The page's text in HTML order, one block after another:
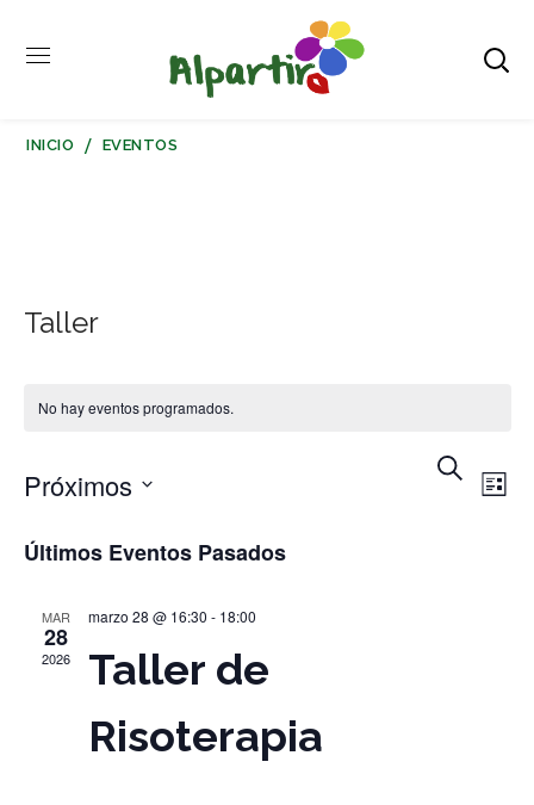
INICIO EVENTOS
Taller
No hay eventos programados.
BUSCAR
LISTA
Próximos
Selecciona
fecha.
Últimos Eventos Pasados
MAR
28
2026
marzo 28 @ 16:30 - 18:00
Taller de
Risoterapia